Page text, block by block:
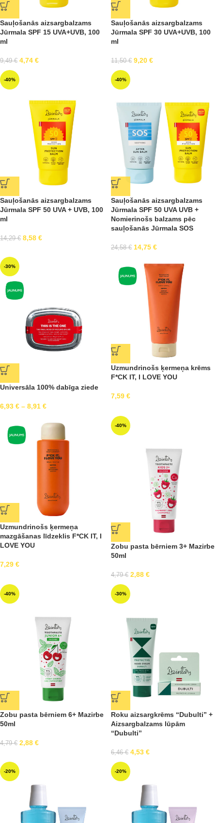
Sauļošanās aizsargbalzams
Jūrmala SPF 15 UVA+UVB, 100
ml
9,49€ 4,74 €
Sauļošanās aizsargbalzams
Jūrmala SPF 30 UVA+UVB, 100
ml
11,50€ 9,20 €
-40%
Sauļošanās aizsargbalzams
Jūrmala SPF 50 UVA + UVB, 100
ml
14,29€ 8,58 €
-40%
Sauļošanās aizsargbalzams
Jūrmala SPF 50 UVA UVB +
Nomierinošs balzams pēc
sauļošanās Jūrmala SOS
24,58€ 14,75 €
-30%
Universāla 100% dabīga ziede
6,93 € – 8,91 €
Uzmundrinošs ķermeņa krēms
F*CK IT, I LOVE YOU
7,59 €
Uzmundrinošs ķermeņa
mazgāšanas līdzeklis F*CK IT, I
LOVE YOU
7,29 €
-40%
Zobu pasta bērniem 3+ Mazirbe
50ml
4,79€ 2,88 €
-40%
Zobu pasta bērniem 6+ Mazirbe
50ml
4,79€ 2,88 €
-30%
Roku aizsargkrēms “Dubulti” +
Aizsargbalzams lūpām
“Dubulti”
6,46€ 4,53 €
-20% -20%